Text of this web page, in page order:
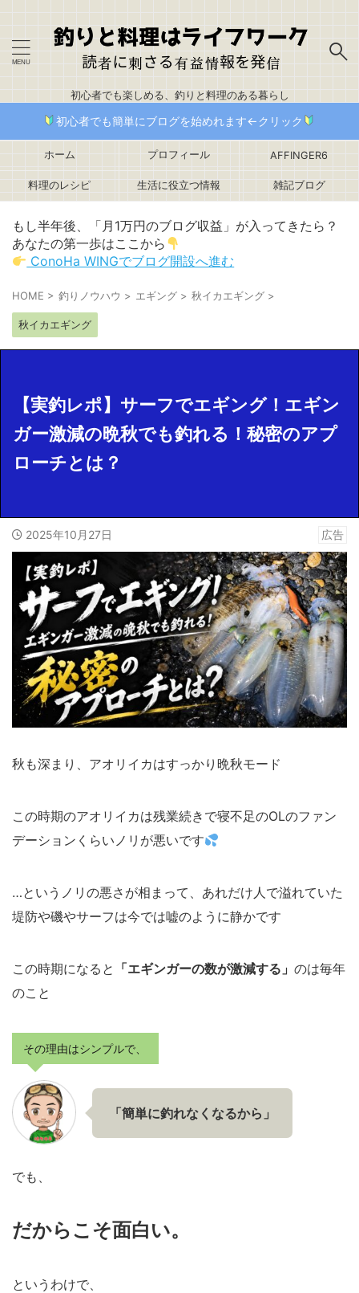
初心者でも楽しめる、釣りと料理のある暮らし
初心者でも簡単にブログを始めれます←クリック
ホーム プロフィール AFFINGER6
料理のレシピ 生活に役立つ情報 雑記ブログ
もし半年後、「月1万円のブログ収益」が入ってきたら？
あなたの第一歩はここから
ConoHa WINGでブログ開設へ進む
HOME > 釣りノウハウ > エギング > 秋イカエギング >
秋イカエギング
【実釣レポ】サーフでエギング！エギン
ガー激減の晩秋でも釣れる！秘密のアプ
ローチとは？
2025年10月27日 広告
秋も深まり、アオリイカはすっかり晩秋モード
この時期のアオリイカは残業続きで寝不足のOLのファン
デーションくらいノリが悪いです
…というノリの悪さが相まって、あれだけ人で溢れていた
堤防や磯やサーフは今では嘘のように静かです
この時期になると 「エギンガーの数が激減する」 のは毎年
のこと
その理由はシンプルで、
「簡単に釣れなくなるから」
でも、
だからこそ面白い。
というわけで、